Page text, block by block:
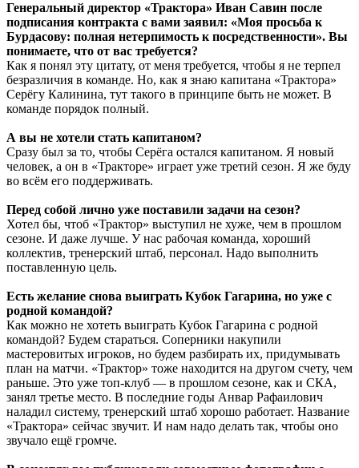
Генеральный директор «Трактора» Иван Савин после
подписания контракта с вами заявил: «Моя просьба к
Бурдасову: полная нетерпимость к посредственности». Вы
понимаете, что от вас требуется?
Как я понял эту цитату, от меня требуется, чтобы я не терпел
безразличия в команде. Но, как я знаю капитана «Трактора»
Серёгу Калинина, тут такого в принципе быть не может. В
команде порядок полный.
А вы не хотели стать капитаном?
Сразу был за то, чтобы Серёга остался капитаном. Я новый
человек, а он в «Тракторе» играет уже третий сезон. Я же буду
во всём его поддерживать.
Перед собой лично уже поставили задачи на сезон?
Хотел бы, чтоб «Трактор» выступил не хуже, чем в прошлом
сезоне. И даже лучше. У нас рабочая команда, хороший
коллектив, тренерский штаб, персонал. Надо выполнить
поставленную цель.
Есть желание снова выиграть Кубок Гагарина, но уже с
родной командой?
Как можно не хотеть выиграть Кубок Гагарина с родной
командой? Будем стараться. Соперники накупили
мастеровитых игроков, но будем разбирать их, придумывать
план на матчи. «Трактор» тоже находится на другом счету, чем
раньше. Это уже топ-клуб — в прошлом сезоне, как и СКА,
занял третье место. В последние годы Анвар Рафаилович
наладил систему, тренерский штаб хорошо работает. Название
«Трактора» сейчас звучит. И нам надо делать так, чтобы оно
звучало ещё громче.